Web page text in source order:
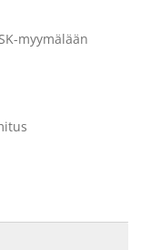
myymälään